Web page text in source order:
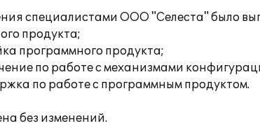
специалистами ООО "Селеста" было
продукта;
программного продукта;
по работе с механизмами
по работе с программным продуктом.
без изменений.